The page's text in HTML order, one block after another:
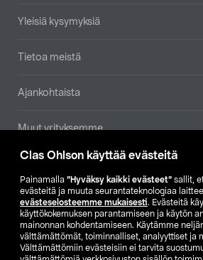
Clas Ohlson käyttää evästeitä
Painamalla ”Hyväksy kaikki evästeet” sallit,
evästeitä ja muuta seurantateknologiaa
evästeselosteemme mukaisesti. Evästeitä
käyttökokemuksen parantamiseen ja käytön
mainonnan kohdentamiseen. Käytämme
välttämättömät, toiminnalliset, analyyttiset ja
Välttämättömiin evästeisiin ei tarvita
Yleisiä kysymyksiä
Tietoa meistä
Ajankohtaista
Muut yrityksemme
Etsi myymälä
SE NO FI
FI SV